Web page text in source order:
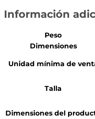
Información
Peso
Dimensiones
Unidad mínima de
Talla
Dimensiones del